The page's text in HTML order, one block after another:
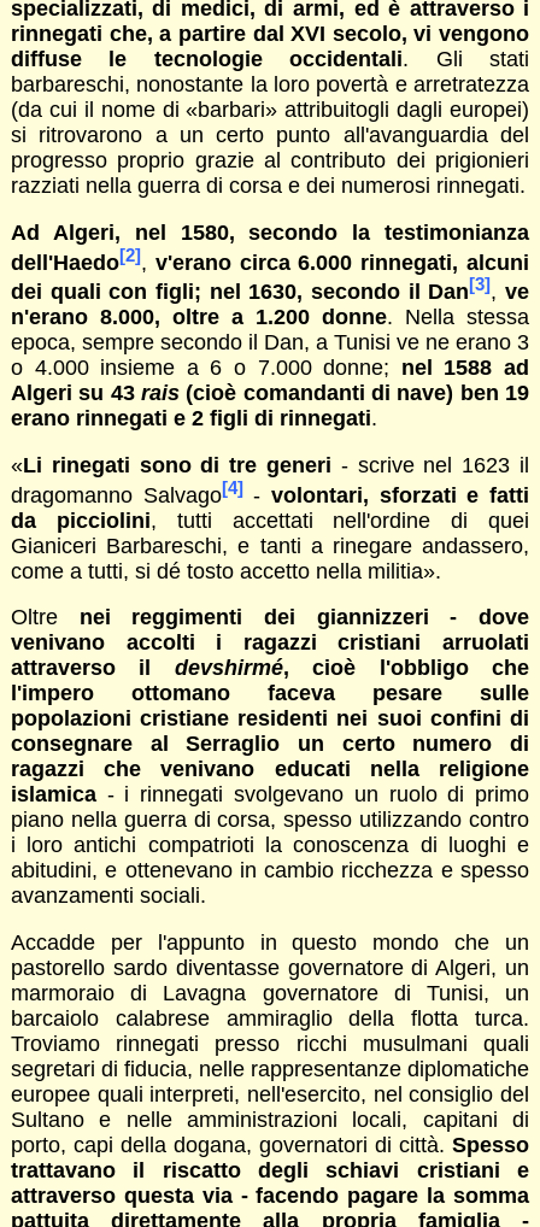
specializzati, di medici, di armi, ed è attraverso i
rinnegati che, a partire dal XVI secolo, vi vengono
diffuse le tecnologie occidentali. Gli stati
barbareschi, nonostante la loro povertà e arretratezza
(da cui il nome di «barbari» attribuitogli dagli europei)
si ritrovarono a un certo punto all'avanguardia del
progresso proprio grazie al contributo dei prigionieri
razziati nella guerra di corsa e dei numerosi rinnegati.
Ad Algeri, nel 1580, secondo la testimonianza
dell'Haedo[2], v'erano circa 6.000 rinnegati, alcuni
dei quali con figli; nel 1630, secondo il Dan[3],ve
n'erano 8.000, oltre a 1.200 donne. Nella stessa
epoca, sempre secondo il Dan, a Tunisi ve ne erano 3
o 4.000 insieme a 6 o 7.000 donne; nel 1588 ad
Algeri su 43 rais(cioè comandanti di nave) ben 19
erano rinnegati e 2 figli di rinnegati.
«Li rinegati sono di tre generi - scrive nel 1623 il
dragomanno Salvago[4]-volontari, sforzati e fatti
da picciolini, tutti accettati nell'ordine di quei
Gianiceri Barbareschi, e tanti a rinegare andassero,
come a tutti, si dé tosto accetto nella militia».
Oltre nei reggimenti dei giannizzeri - dove
venivano accolti i ragazzi cristiani arruolati
attraverso il devshirmé, cioè l'obbligo che
l'impero ottomano faceva pesare sulle
popolazioni cristiane residenti nei suoi confini di
consegnare al Serraglio un certo numero di
ragazzi che venivano educati nella religione
islamica- i rinnegati svolgevano un ruolo di primo
piano nella guerra di corsa, spesso utilizzando contro
i loro antichi compatrioti la conoscenza di luoghi e
abitudini, e ottenevano in cambio ricchezza e spesso
avanzamenti sociali.
Accadde per l'appunto in questo mondo che un
pastorello sardo diventasse governatore di Algeri, un
marmoraio di Lavagna governatore di Tunisi, un
barcaiolo calabrese ammiraglio della flotta turca.
Troviamo rinnegati presso ricchi musulmani quali
segretari di fiducia, nelle rappresentanze diplomatiche
europee quali interpreti, nell'esercito, nel consiglio del
Sultano e nelle amministrazioni locali, capitani di
porto, capi della dogana, governatori di città.Spesso
trattavano il riscatto degli schiavi cristiani e
attraverso questa via - facendo pagare la somma
pattuita direttamente alla propria famiglia -